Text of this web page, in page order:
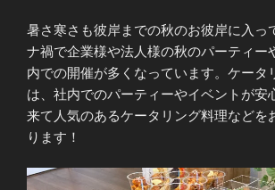
暑さ寒さも彼岸までの秋のお彼岸に入っ
ナ禍で企業様や法人様の秋のパーティー
内での開催が多くなっています。ケータ
は、社内でのパーティーやイベントが安
来て人気のあるケータリング料理などを
ります！